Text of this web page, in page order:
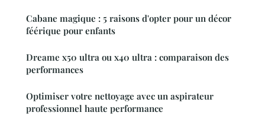
Cabane magique : 5 raisons d'opter pour un décor
féérique pour enfants
Dreame x50 ultra ou x40 ultra : comparaison des
performances
Optimiser votre nettoyage avec un aspirateur
professionnel haute performance